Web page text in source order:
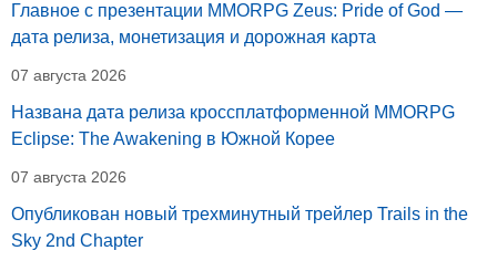
Главное с презентации MMORPG Zeus: Pride of God —
дата релиза, монетизация и дорожная карта
07 августа 2026
Названа дата релиза кроссплатформенной MMORPG
Eclipse: The Awakening в Южной Корее
07 августа 2026
Опубликован новый трехминутный трейлер Trails in the
Sky 2nd Chapter